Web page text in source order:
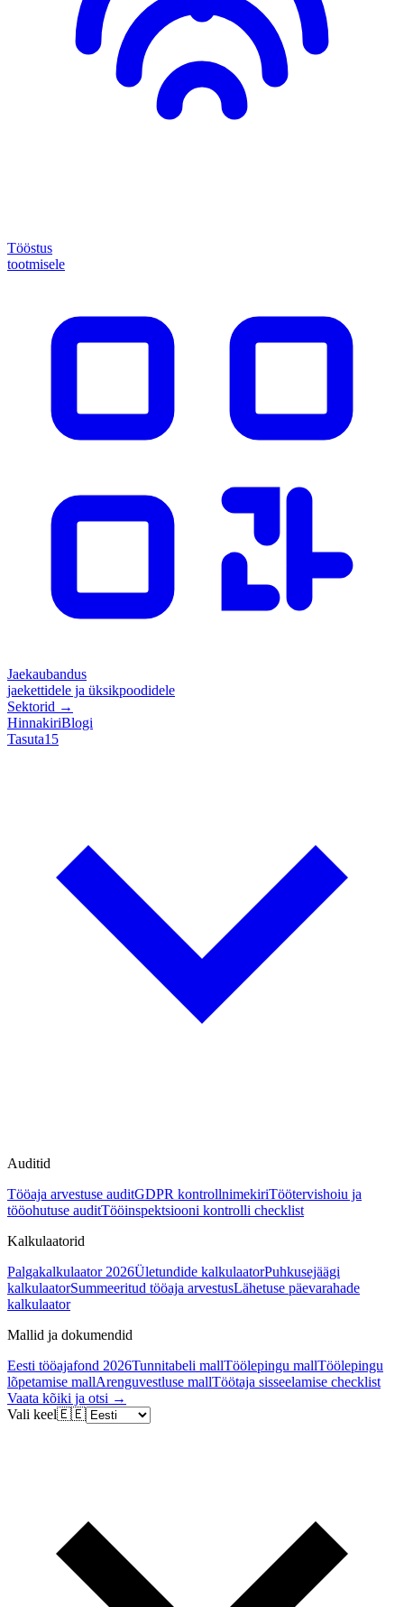
Tööstus
tootmisele
Jaekaubandus
jaekettidele ja üksikpoodidele
Sektorid →
HinnakiriBlogi
Tasuta15
Auditid
Tööaja arvestuse auditGDPR kontrollnimekiriTöötervishoiu ja
tööohutuse auditTööinspektsiooni kontrolli checklist
Kalkulaatorid
Palgakalkulaator 2026Ületundide kalkulaatorPuhkusejäägi
kalkulaatorSummeeritud tööaja arvestusLähetuse päevarahade
kalkulaator
Mallid ja dokumendid
Eesti tööajafond 2026Tunnitabeli mallTöölepingu mallTöölepingu
lõpetamise mallArenguvestluse mallTöötaja sisseelamise checklist
Vaata kõiki ja otsi →
Vali keel🇪🇪